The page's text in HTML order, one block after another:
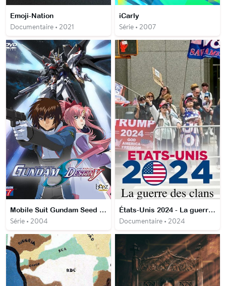
Emoji-Nation
Documentaire • 2021
iCarly
Série • 2007
Mobile Suit Gundam Seed Destiny
Série • 2004
États-Unis 2024 - La guerre des clans
Documentaire • 2024